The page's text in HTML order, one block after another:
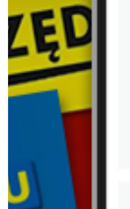
bonprix
WIĘCEJ GAZETEK